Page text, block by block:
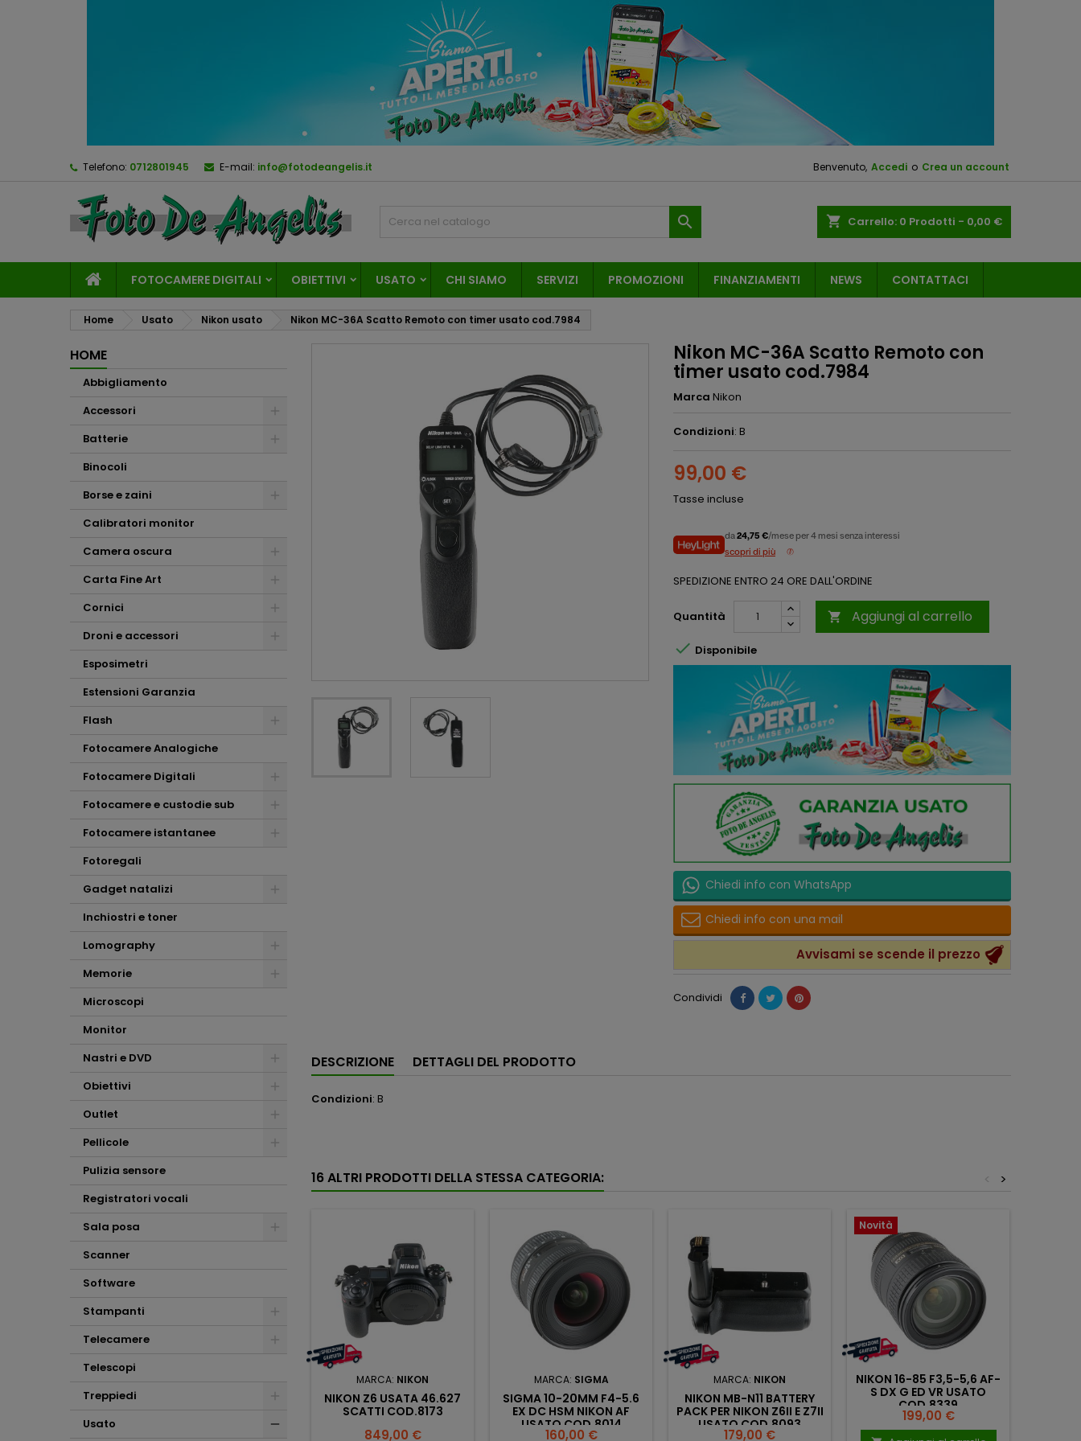
Telefono: 0712801945 E-mail: info@fotodeangelis.it Benvenuto, Accedi o Crea un account
shopping_cart Carrello: 0 Prodotti - 0,00 €

FOTOCAMERE DIGITALI OBIETTIVI USATO CHI SIAMO SERVIZI PROMOZIONI FINANZIAMENTI NEWS CONTATTACI
Home Usato Nikon usato Nikon MC-36A Scatto Remoto con timer usato cod.7984
HOME
Abbigliamento
Accessori
Batterie
Binocoli
Borse e zaini
Calibratori monitor
Camera oscura
Carta Fine Art
Cornici
Droni e accessori
Esposimetri
Estensioni Garanzia
Flash
Fotocamere Analogiche
Fotocamere Digitali
Fotocamere e custodie sub
Fotocamere istantanee
Fotoregali
Gadget natalizi
Inchiostri e toner
Lomography
Memorie
Microscopi
Monitor
Nastri e DVD
Obiettivi
Outlet
Pellicole
Pulizia sensore
Registratori vocali
Sala posa
Scanner
Software
Stampanti
Telecamere
Telescopi
Treppiedi
Usato
Nikon MC-36A Scatto Remoto con
timer usato cod.7984
Marca Nikon
Condizioni: B
99,00 €
Tasse incluse
da24,75 €/mese per 4 mesi senza interessi
scopri di più
SPEDIZIONE ENTRO 24 ORE DALL'ORDINE
Quantità  Aggiungi al carrello
 Disponibile
Chiedi info con WhatsApp
Chiedi info con una mail
Avvisami se scende il prezzo
Condividi
DESCRIZIONE DETTAGLI DEL PRODOTTO
Condizioni: B
16 ALTRI PRODOTTI DELLA STESSA CATEGORIA: >
<
MARCA: NIKON
NIKON Z6 USATA 46.627
SCATTI COD.8173
Prezzo
849,00 €
MARCA: SIGMA
SIGMA 10-20MM F4-5.6
EX DC HSM NIKON AF
USATO COD.8014
Prezzo
160,00 €
MARCA: NIKON
NIKON MB-N11 BATTERY
PACK PER NIKON Z6II E Z7II
USATO COD.8093
Prezzo
179,00 €
Novità
NIKON 16-85 F3,5-5,6 AF-
S DX G ED VR USATO
COD.8339
Prezzo
199,00 €